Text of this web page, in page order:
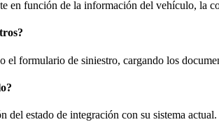
en función de la información del vehículo, la
el formulario de siniestro, cargando los
estado de integración con su sistema